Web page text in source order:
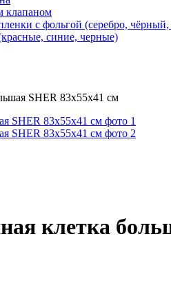
клапаном
с фольгой (серебро, чёрный,
синие, черные)
SHER 83х55х41 см
клетка